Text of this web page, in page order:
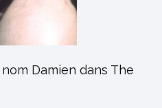
Damien dans The